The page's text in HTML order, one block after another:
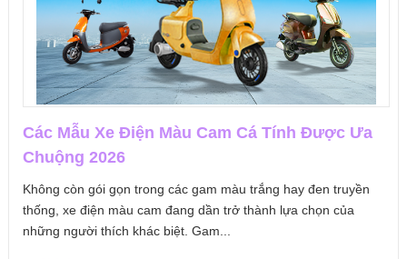
Các Mẫu Xe Điện Màu Cam Cá Tính Được Ưa
Chuộng 2026
Không còn gói gọn trong các gam màu trắng hay đen truyền
thống, xe điện màu cam đang dần trở thành lựa chọn của
những người thích khác biệt. Gam...